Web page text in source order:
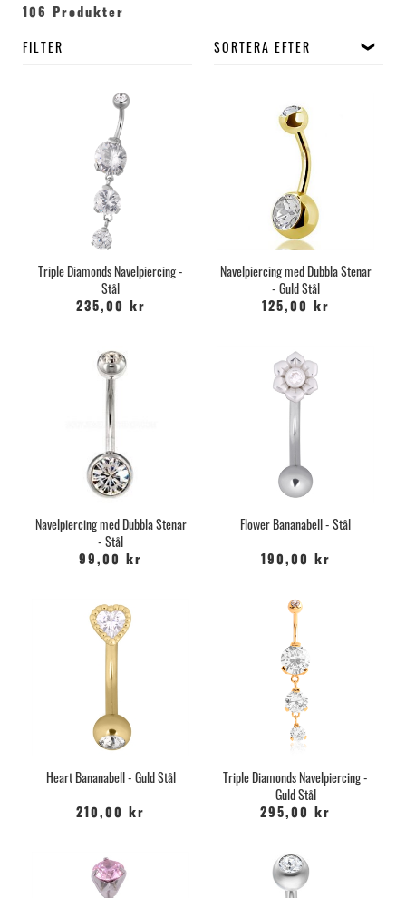
106 Produkter
FILTER SORTERA EFTER
Triple Diamonds Navelpiercing -
Stål
235,00 kr
Navelpiercing med Dubbla Stenar
- Guld Stål
125,00 kr
Navelpiercing med Dubbla Stenar
- Stål
99,00 kr
Flower Bananabell - Stål
190,00 kr
Heart Bananabell - Guld Stål
210,00 kr
Triple Diamonds Navelpiercing -
Guld Stål
295,00 kr